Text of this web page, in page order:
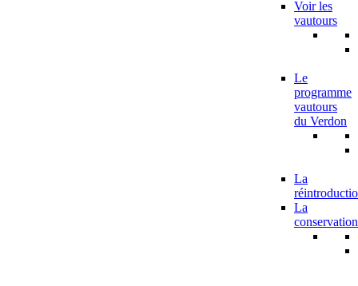
Voir les
vautours
Le
programme
vautours
du Verdon
La
La
conservation